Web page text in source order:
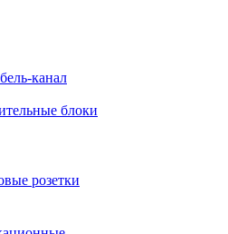
канал
блоки
розетки